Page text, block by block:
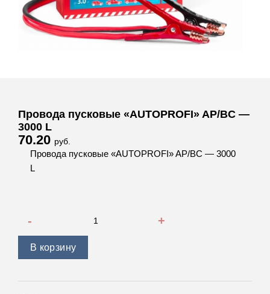
Провода пусковые «AUTOPROFI» AP/BC —
3000 L
70.20 руб.
Провода пусковые «AUTOPROFI» AP/BC — 3000
L
В корзину